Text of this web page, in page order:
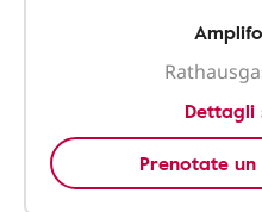
Dettagli
Prenotate